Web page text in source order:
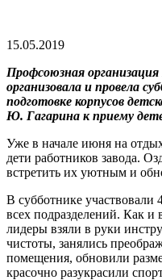
15.05.2019
Профсоюзная
организовала и провела
подготовке корпусов
Ю. Гагарина к приему
Уже в начале июня на
дети работников завода.
встретить их уютным и
В субботнике участвовали
всех подразделений. Как
лидеры взяли в руки
чистоты, занялись
помещения, обновили
красочно разукрасили